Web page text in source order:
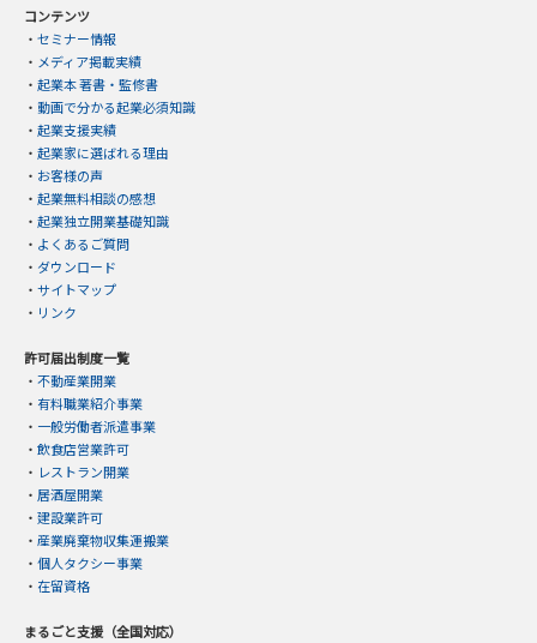
コンテンツ
・ セミナー情報
・ メディア掲載実績
・ 起業本 著書・監修書
・ 動画で分かる起業必須知識
・ 起業支援実績
・ 起業家に選ばれる理由
・ お客様の声
・ 起業無料相談の感想
・ 起業独立開業基礎知識
・ よくあるご質問
・ ダウンロード
・ サイトマップ
・ リンク
許可届出制度一覧
・ 不動産業開業
・ 有料職業紹介事業
・ 一般労働者派遣事業
・ 飲食店営業許可
・ レストラン開業
・ 居酒屋開業
・ 建設業許可
・ 産業廃棄物収集運搬業
・ 個人タクシー事業
・ 在留資格
まるごと支援（全国対応）